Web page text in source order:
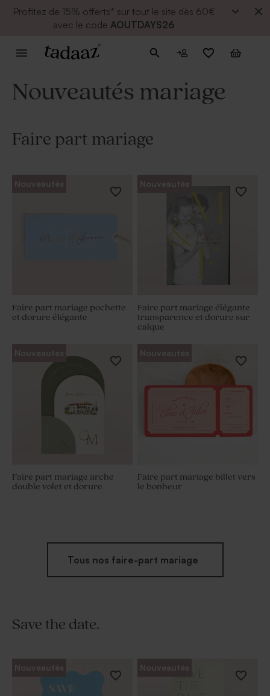
Profitez de 15% offerts* sur tout le site dès 60€
avec le code AOUTDAYS26
Nouveautés mariage
Faire part mariage
Nouveautés
Faire part mariage pochette
et dorure élégante
Nouveautés
Faire part mariage élégante
transparence et dorure sur
calque
Nouveautés
Faire part mariage arche
double volet et dorure
Nouveautés
Faire part mariage billet vers
le bonheur
Tous nos faire-part mariage
Save the date.
Nouveautés Nouveautés